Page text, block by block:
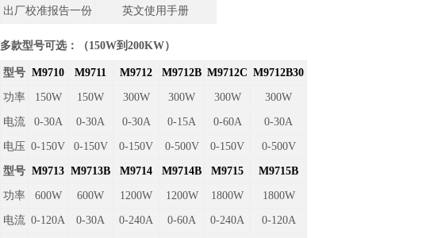
出厂校准报告一份 英文使用手册
多款型号可选：（150W到200KW）
型号 M9710 M9711 M9712 M9712B M9712C M9712B30
功率 150W 150W 300W 300W 300W 300W
电流 0-30A 0-30A 0-30A 0-15A 0-60A 0-30A
电压 0-150V 0-150V 0-150V 0-500V 0-150V 0-500V
型号 M9713 M9713B M9714 M9714B M9715 M9715B
功率 600W 600W 1200W 1200W 1800W 1800W
电流 0-120A 0-30A 0-240A 0-60A 0-240A 0-120A